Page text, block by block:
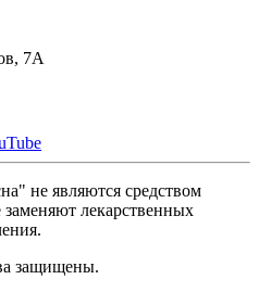
7А
не являются средством
лекарственных
защищены.